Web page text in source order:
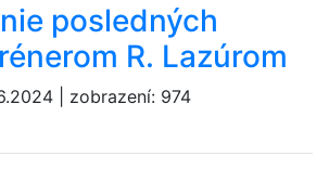
posledných
R. Lazúrom
zobrazení: 974